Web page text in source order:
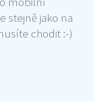
stejně jako na
chodit :-)